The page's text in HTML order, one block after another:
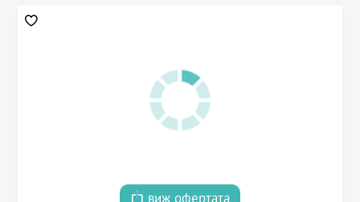
виж офертата